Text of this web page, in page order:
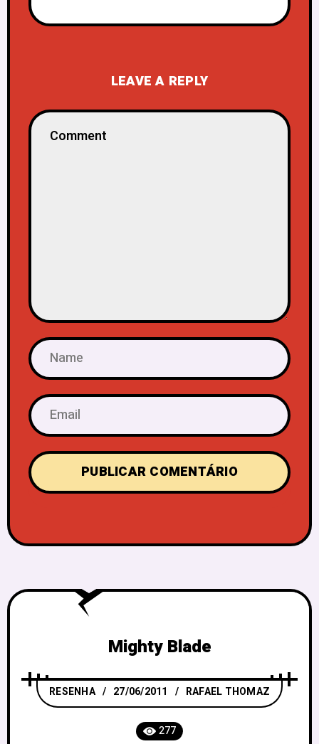
LEAVE A REPLY
Mighty Blade
RESENHA 27/06/2011 RAFAEL THOMAZ
277